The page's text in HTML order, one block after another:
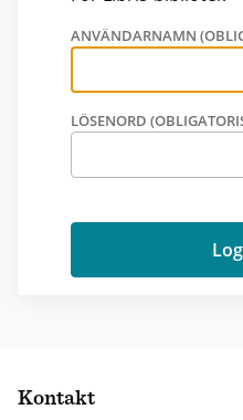
ANVÄNDARNAMN
LÖSENORD
Kontakt